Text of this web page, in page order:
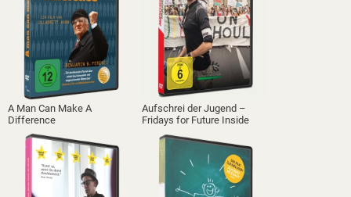
A Man Can Make A
Difference
Aufschrei der Jugend –
Fridays for Future Inside